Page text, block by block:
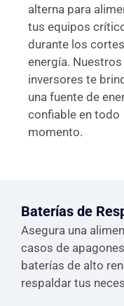
alterna para
tus equipos
durante los
energía. Nuestros
inversores te
una fuente de
confiable en todo
momento.
Baterías de
Asegura una
casos de
baterías de alto
respaldar tus